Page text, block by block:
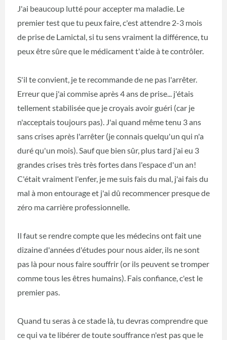
J'ai beaucoup lutté pour accepter ma maladie. Le
premier test que tu peux faire, c'est attendre 2-3 mois
de prise de Lamictal, si tu sens vraiment la différence, tu
peux être sûre que le médicament t'aide à te contrôler.
S'il te convient, je te recommande de ne pas l'arrêter.
Erreur que j'ai commise après 4 ans de prise... j'étais
tellement stabilisée que je croyais avoir guéri (car je
n'acceptais toujours pas). J'ai quand même tenu 3 ans
sans crises après l'arrêter (je connais quelqu'un qui n'a
duré qu'un mois). Sauf que bien sûr, plus tard j'ai eu 3
grandes crises très très fortes dans l'espace d'un an!
C'était vraiment l'enfer, je me suis fais du mal, j'ai fais du
mal à mon entourage et j'ai dû recommencer presque de
zéro ma carrière professionnelle.
Il faut se rendre compte que les médecins ont fait une
dizaine d'années d'études pour nous aider, ils ne sont
pas là pour nous faire souffrir (or ils peuvent se tromper
comme tous les êtres humains). Fais confiance, c'est le
premier pas.
Quand tu seras à ce stade là, tu devras comprendre que
ce qui va te libérer de toute souffrance n'est pas que le